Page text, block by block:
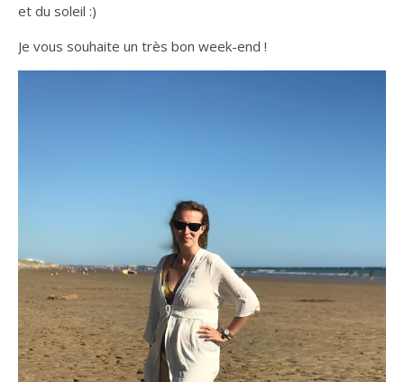
et du soleil :)
Je vous souhaite un très bon week-end !